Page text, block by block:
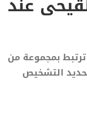
بمجموعة من
التشخيص